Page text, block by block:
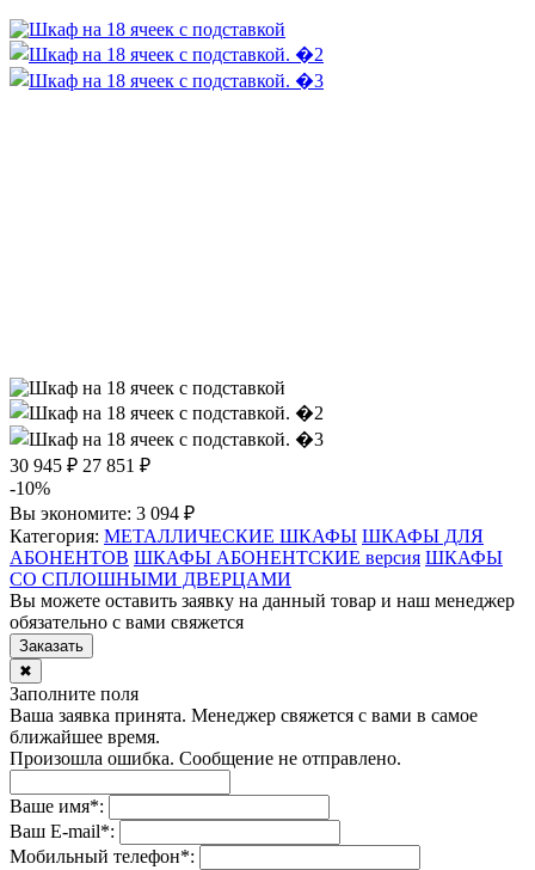
30 945 ₽ 27 851 ₽
-10%
Вы экономите: 3 094 ₽
Категория: МЕТАЛЛИЧЕСКИЕ ШКАФЫ ШКАФЫ ДЛЯ
АБОНЕНТОВ ШКАФЫ АБОНЕНТСКИЕ версия ШКАФЫ
СО СПЛОШНЫМИ ДВЕРЦАМИ
Вы можете оставить заявку на данный товар и наш менеджер
обязательно с вами свяжется
Заказать
✖
Заполните поля
Ваша заявка принята. Менеджер свяжется с вами в самое
ближайшее время.
Произошла ошибка. Сообщение не отправлено.
Ваше имя*:
Ваш E-mail*:
Мобильный телефон*: